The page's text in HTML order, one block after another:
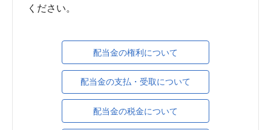
ください。
配当金の権利について
配当金の支払・受取について
配当金の税金について